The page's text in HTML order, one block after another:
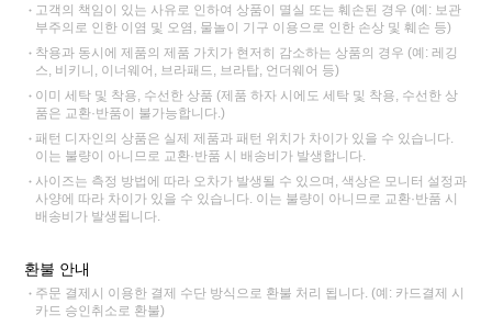
고객의 책임이 있는 사유로 인하여 상품이 멸실 또는 훼손된 경우 (예: 보관
부주의로 인한 이염 및 오염, 물놀이 기구 이용으로 인한 손상 및 훼손 등)
착용과 동시에 제품의 제품 가치가 현저히 감소하는 상품의 경우 (예: 레깅
스, 비키니, 이너웨어, 브라패드, 브라탑, 언더웨어 등)
이미 세탁 및 착용, 수선한 상품 (제품 하자 시에도 세탁 및 착용, 수선한 상
품은 교환·반품이 불가능합니다.)
패턴 디자인의 상품은 실제 제품과 패턴 위치가 차이가 있을 수 있습니다.
이는 불량이 아니므로 교환·반품 시 배송비가 발생합니다.
사이즈는 측정 방법에 따라 오차가 발생될 수 있으며, 색상은 모니터 설정과
사양에 따라 차이가 있을 수 있습니다. 이는 불량이 아니므로 교환·반품 시
배송비가 발생됩니다.
환불 안내
주문 결제시 이용한 결제 수단 방식으로 환불 처리 됩니다. (예: 카드결제 시
카드 승인취소로 환불)